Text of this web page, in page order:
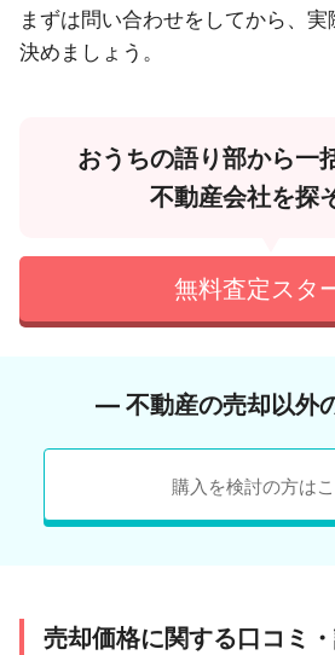
まずは問い合わせをしてから、
決めましょう。
おうちの語り部から一
不動産会社を探
無料査定スタ
― 不動産の売却以外
購入を検討の方は
売却価格に関する口コミ